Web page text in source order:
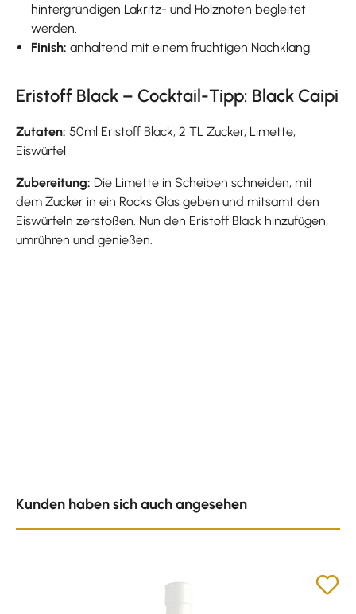
hintergründigen Lakritz- und Holznoten begleitet
werden.
Finish: anhaltend mit einem fruchtigen Nachklang
Eristoff Black – Cocktail-Tipp: Black Caipi
Zutaten: 50ml Eristoff Black, 2 TL Zucker, Limette,
Eiswürfel
Zubereitung: Die Limette in Scheiben schneiden, mit
dem Zucker in ein Rocks Glas geben und mitsamt den
Eiswürfeln zerstoßen. Nun den Eristoff Black hinzufügen,
umrühren und genießen.
Kunden haben sich auch angesehen